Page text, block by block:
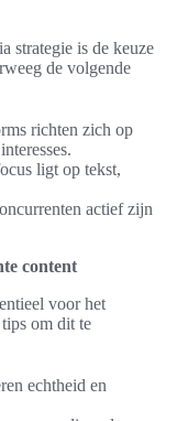
strategie is de keuze
de volgende
richten zich op
ligt op tekst,
actief zijn
content
voor het
om dit te
echtheid en